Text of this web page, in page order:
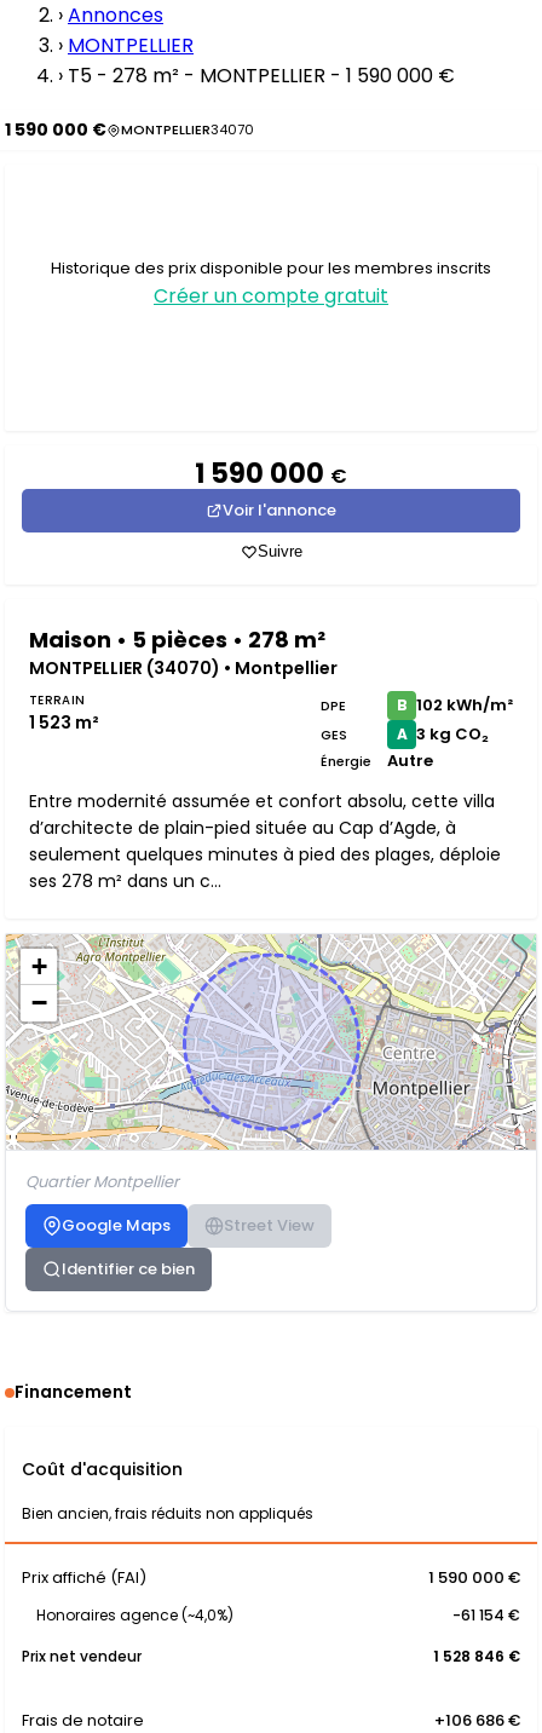
›Annonces
› MONTPELLIER
› T5 - 278 m² - MONTPELLIER - 1 590 000 €
1 590 000 € MONTPELLIER34070
Historique des prix disponible pour les membres inscrits
Créer un compte gratuit
1 590 000 €
Voir l'annonce
Suivre
Maison • 5 pièces • 278 m²
MONTPELLIER (34070) • Montpellier
TERRAIN
1 523 m²
DPE B 102 kWh/m²
GES A 3 kg CO₂
Énergie Autre
Entre modernité assumée et confort absolu, cette villa
d’architecte de plain-pied située au Cap d’Agde, à
seulement quelques minutes à pied des plages, déploie
ses 278 m² dans un c...
+
−
Quartier Montpellier
Google Maps
Street View
Identifier ce bien
Financement
Coût d'acquisition
Bien ancien, frais réduits non appliqués
Prix affiché (FAI) 1 590 000 €
Honoraires agence (~4,0%)
-61 154 €
Prix net vendeur
1 528 846 €
Frais de notaire +106 686 €